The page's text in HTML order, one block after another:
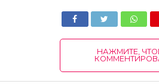
НАЖМИТЕ,